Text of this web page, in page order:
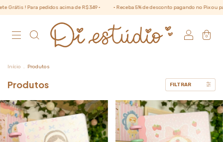
pedidos acima de R$ 349 • • Receba 5% de desconto pagando no Pix ou pague em
0
Início . Produtos
Produtos FILTRAR